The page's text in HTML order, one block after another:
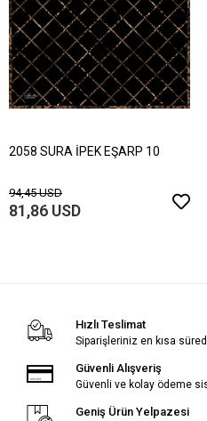
2058 SURA İPEK EŞARP 10
94,45 USD
81,86 USD
Hızlı Teslimat
Siparişleriniz en kısa
Güvenli Alışveriş
Güvenli ve kolay ödeme
Geniş Ürün Yelpazesi